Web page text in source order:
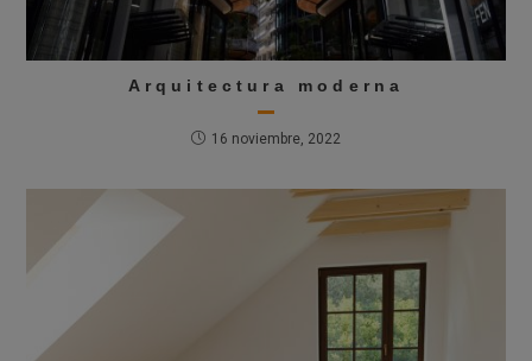
Arquitectura moderna
16 noviembre, 2022